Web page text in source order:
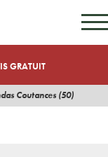
GRATUIT
Coutances (50)